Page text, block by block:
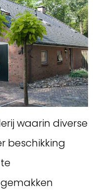
waarin diverse
beschikking